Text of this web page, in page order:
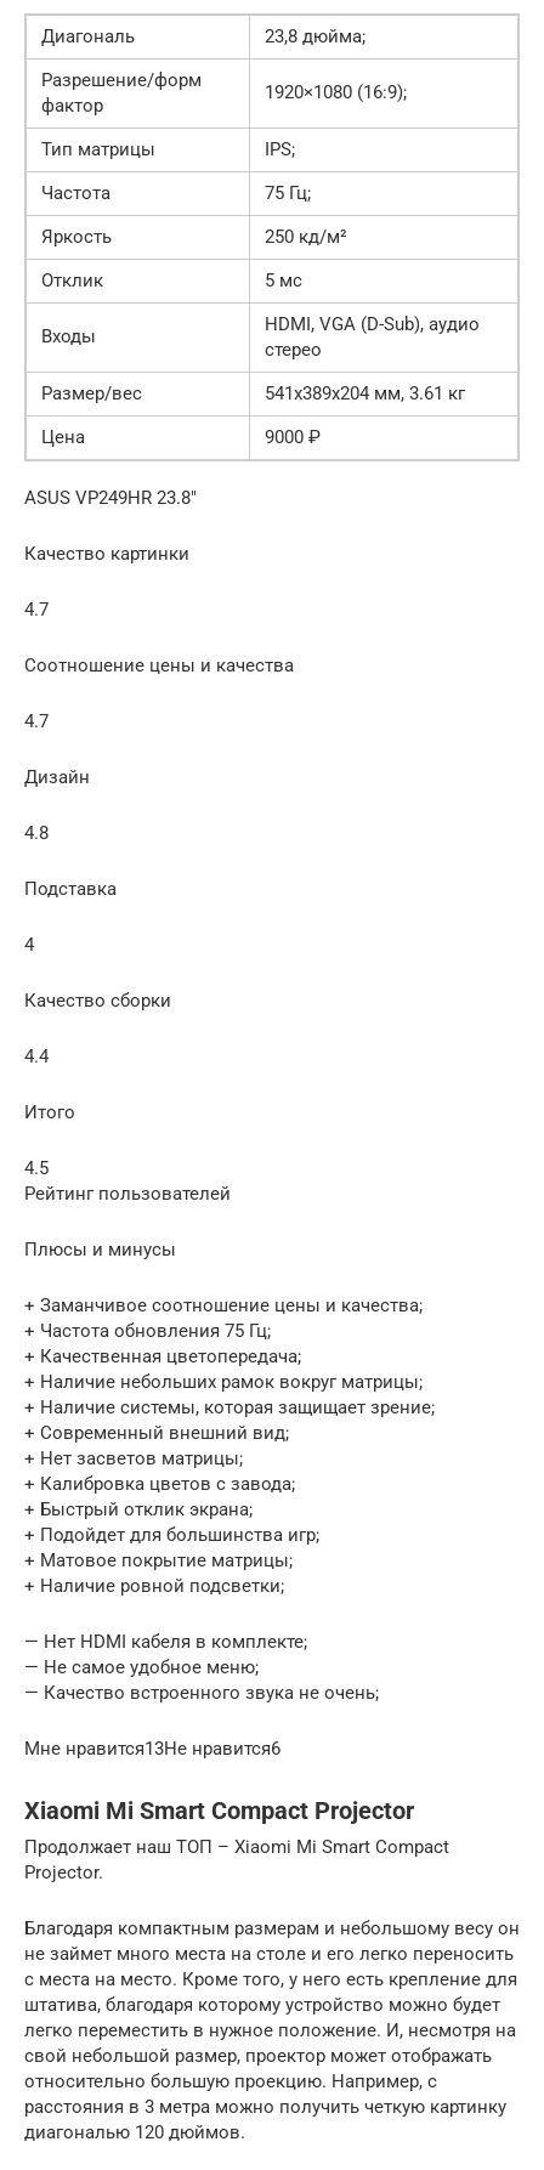
Диагональ
23,8 дюйма;
Разрешение/форм
фактор
1920×1080 (16:9);
Тип матрицы
IPS;
Частота
75 Гц;
Яркость
250 кд/м²
Отклик
5 мс
Входы
HDMI, VGA (D-Sub), аудио
стерео
Размер/вес
541x389x204 мм, 3.61 кг
Цена
9000 ₽
ASUS VP249HR 23.8″
Качество картинки
4.7
Соотношение цены и качества
4.7
Дизайн
4.8
Подставка
4
Качество сборки
4.4
Итого
4.5
Рейтинг пользователей
Плюсы и минусы
+ Заманчивое соотношение цены и качества;
+ Частота обновления 75 Гц;
+ Качественная цветопередача;
+ Наличие небольших рамок вокруг матрицы;
+ Наличие системы, которая защищает зрение;
+ Современный внешний вид;
+ Нет засветов матрицы;
+ Калибровка цветов с завода;
+ Быстрый отклик экрана;
+ Подойдет для большинства игр;
+ Матовое покрытие матрицы;
+ Наличие ровной подсветки;
— Нет HDMI кабеля в комплекте;
— Не самое удобное меню;
— Качество встроенного звука не очень;
Мне нравится13Не нравится6
Xiaomi Mi Smart Compact Projector
Продолжает наш ТОП – Xiaomi Mi Smart Compact
Projector.
Благодаря компактным размерам и небольшому весу он
не займет много места на столе и его легко переносить
с места на место. Кроме того, у него есть крепление для
штатива, благодаря которому устройство можно будет
легко переместить в нужное положение. И, несмотря на
свой небольшой размер, проектор может отображать
относительно большую проекцию. Например, с
расстояния в 3 метра можно получить четкую картинку
диагональю 120 дюймов.